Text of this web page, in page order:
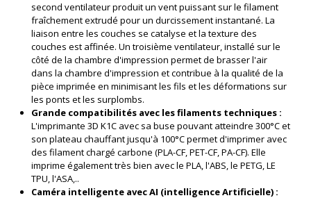
second ventilateur produit un vent puissant sur le filament
fraîchement extrudé pour un durcissement instantané. La
liaison entre les couches se catalyse et la texture des
couches est affinée. Un troisième ventilateur, installé sur le
côté de la chambre d'impression permet de brasser l'air
dans la chambre d'impression et contribue à la qualité de la
pièce imprimée en minimisant les fils et les déformations sur
les ponts et les surplombs.
Grande compatibilités avec les filaments techniques :
L'imprimante 3D K1C avec sa buse pouvant atteindre 300°C et
son plateau chauffant jusqu'à 100°C permet d'imprimer avec
des filament chargé carbone (PLA-CF, PET-CF, PA-CF). Elle
imprime également très bien avec le PLA, l'ABS, le PETG, LE
TPU, l'ASA,..
Caméra intelligente avec AI (intelligence Artificielle) :